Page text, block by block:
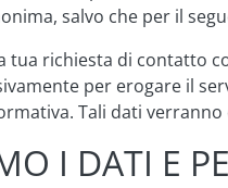
salvo che per il
tua richiesta di contatto
per erogare il
Tali dati
I DATI E